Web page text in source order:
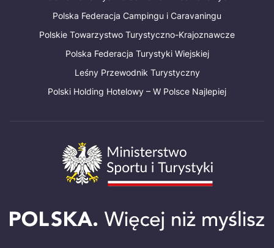
Polska Federacja Campingu i Caravaningu
Polskie Towarzystwo Turystyczno-Krajoznawcze
Polska Federacja Turystyki Wiejskiej
Leśny Przewodnik Turystyczny
Polski Holding Hotelowy – W Polsce Najlepiej